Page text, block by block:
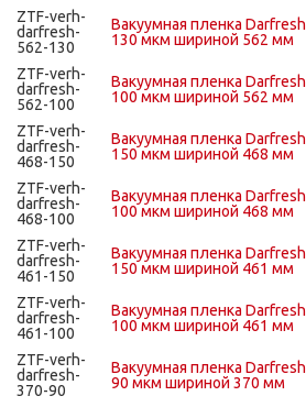
ZTF-verh-
darfresh-
562-130
Вакуумная пленка Darfresh
130 мкм шириной 562 мм
ZTF-verh-
darfresh-
562-100
Вакуумная пленка Darfresh
100 мкм шириной 562 мм
ZTF-verh-
darfresh-
468-150
Вакуумная пленка Darfresh
150 мкм шириной 468 мм
ZTF-verh-
darfresh-
468-100
Вакуумная пленка Darfresh
100 мкм шириной 468 мм
ZTF-verh-
darfresh-
461-150
Вакуумная пленка Darfresh
150 мкм шириной 461 мм
ZTF-verh-
darfresh-
461-100
Вакуумная пленка Darfresh
100 мкм шириной 461 мм
ZTF-verh-
darfresh-
370-90
Вакуумная пленка Darfresh
90 мкм шириной 370 мм